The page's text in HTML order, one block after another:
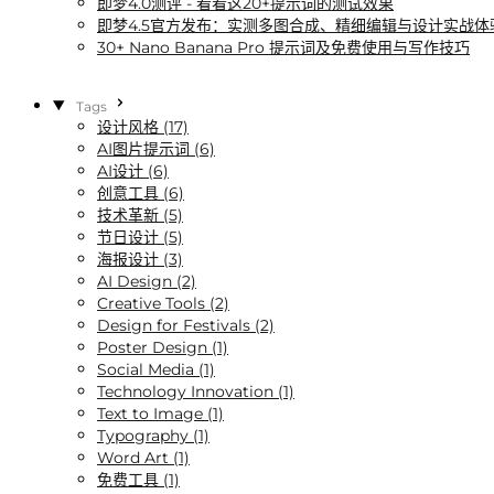
即梦4.5官方发布：实测多图合成、精细编辑与设计实战体
30+ Nano Banana Pro 提示词及免费使用与写作技巧
Tags
设计风格 (17)
AI图片提示词 (6)
AI设计 (6)
创意工具 (6)
技术革新 (5)
节日设计 (5)
海报设计 (3)
AI Design (2)
Creative Tools (2)
Design for Festivals (2)
Poster Design (1)
Social Media (1)
Technology Innovation (1)
Text to Image (1)
Typography (1)
Word Art (1)
免费工具 (1)